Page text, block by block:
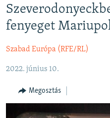
oldalra
Ugrás
tartalomjegyzékre
PODCASTOK
ELEMZŐ
NER15
SZABADON
fenyeget
Szabad Európa (RFE/RL)
2022. június 10.
Megosztás
Spotify